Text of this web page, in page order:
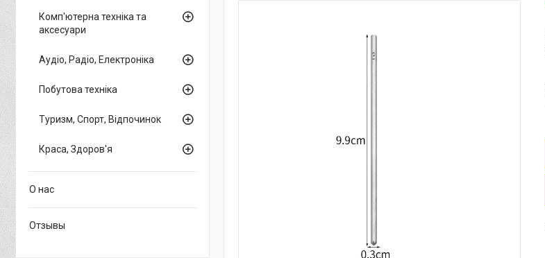
Комп'ютерна техніка та
аксесуари
Аудіо, Радіо, Електроніка
Побутова техніка
Туризм, Спорт, Відпочинок
Краса, Здоров'я
О нас
Отзывы